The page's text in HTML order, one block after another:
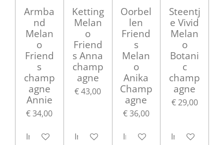
Armba
nd
Melan
o
Friend
s
champ
agne
Annie
€ 34,00
In winkelwagen
Ketting
Melan
o
Friend
s Anna
champ
agne
€ 43,00
In winkelwagen
Oorbel
len
Friend
s
Melan
o
Anika
Champ
agne
€ 36,00
In winkelwagen
Steentj
e Vivid
Melan
o
Botani
c
champ
agne
€ 29,00
In